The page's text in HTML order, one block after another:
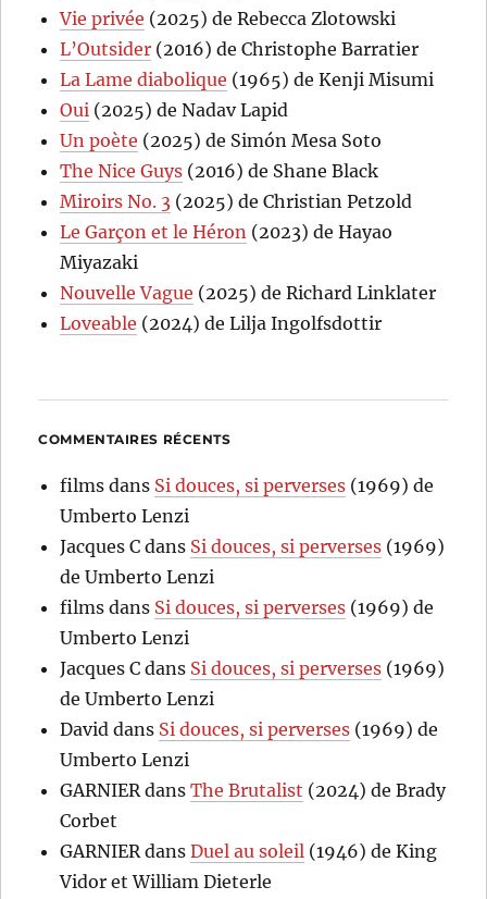
Vie privée (2025) de Rebecca Zlotowski
L’Outsider (2016) de Christophe Barratier
La Lame diabolique (1965) de Kenji Misumi
Oui (2025) de Nadav Lapid
Un poète (2025) de Simón Mesa Soto
The Nice Guys (2016) de Shane Black
Miroirs No. 3 (2025) de Christian Petzold
Le Garçon et le Héron (2023) de Hayao
Miyazaki
Nouvelle Vague (2025) de Richard Linklater
Loveable (2024) de Lilja Ingolfsdottir
COMMENTAIRES RÉCENTS
films dans Si douces, si perverses (1969) de
Umberto Lenzi
Jacques C dans Si douces, si perverses (1969)
de Umberto Lenzi
films dans Si douces, si perverses (1969) de
Umberto Lenzi
Jacques C dans Si douces, si perverses (1969)
de Umberto Lenzi
David dans Si douces, si perverses (1969) de
Umberto Lenzi
GARNIER dansThe Brutalist (2024) de Brady
Corbet
GARNIER dansDuel au soleil (1946) de King
Vidor et William Dieterle